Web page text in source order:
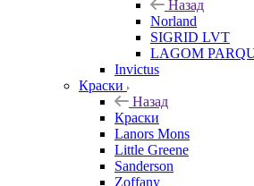
Назад
Norland
SIGRID LVT
LAGOM
Invictus
Краски
Назад
Краски
Lanors Mons
Little Greene
Sanderson
Zoffany